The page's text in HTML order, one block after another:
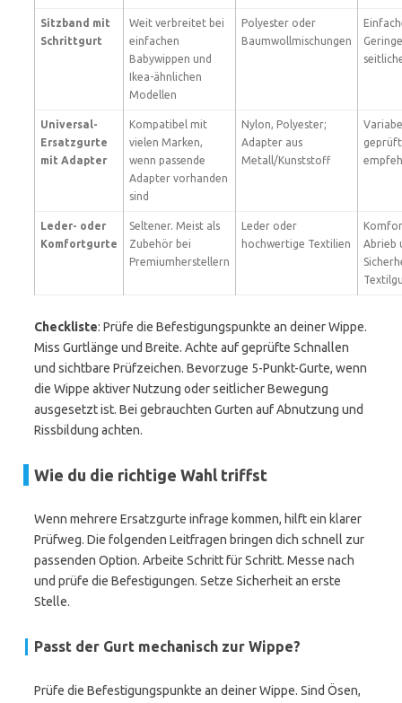
Sitzband mit
Schrittgurt
Weit verbreitet bei
einfachen
Babywippen und
Ikea-ähnlichen
Modellen
Polyester oder
Baumwollmischungen
Universal-
Ersatzgurte
mit Adapter
Kompatibel mit
vielen Marken,
wenn passende
Adapter vorhanden
sind
Nylon, Polyester;
Adapter aus
Metall/Kunststoff
Leder- oder
Komfortgurte
Seltener. Meist als
Zubehör bei
Premiumherstellern
Leder oder
hochwertige Textilien
Abrieb
Checkliste: Prüfe die Befestigungspunkte an deiner Wippe.
Miss Gurtlänge und Breite. Achte auf geprüfte Schnallen
und sichtbare Prüfzeichen. Bevorzuge 5-Punkt-Gurte, wenn
die Wippe aktiver Nutzung oder seitlicher Bewegung
ausgesetzt ist. Bei gebrauchten Gurten auf Abnutzung und
Rissbildung achten.
Wie du die richtige Wahl triffst
Wenn mehrere Ersatzgurte infrage kommen, hilft ein klarer
Prüfweg. Die folgenden Leitfragen bringen dich schnell zur
passenden Option. Arbeite Schritt für Schritt. Messe nach
und prüfe die Befestigungen. Setze Sicherheit an erste
Stelle.
Passt der Gurt mechanisch zur Wippe?
Prüfe die Befestigungspunkte an deiner Wippe. Sind Ösen,